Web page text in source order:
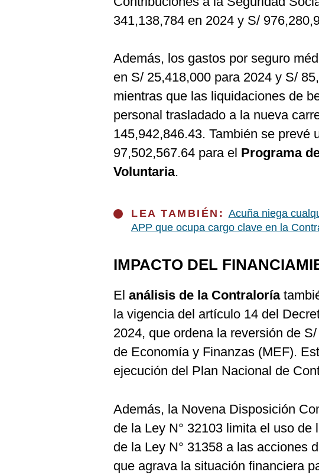
341,138,784 en 2024 y S/
Además, los gastos por seguro
en S/ 25,418,000 para 2024 y S/
mientras que las liquidaciones de
personal trasladado a la nueva
145,942,846.43. También se prevé
97,502,567.64 para el Programa
Voluntaria.
LEA TAMBIÉN: Acuña niega
APP que ocupa cargo clave en la
IMPACTO DEL
El análisis de la Contraloría
la vigencia del artículo 14 del
2024, que ordena la reversión de
de Economía y Finanzas (MEF).
ejecución del Plan Nacional de
Además, la Novena Disposición
de la Ley N° 32103 limita el uso de
de la Ley N° 31358 a las acciones
que agrava la situación financiera